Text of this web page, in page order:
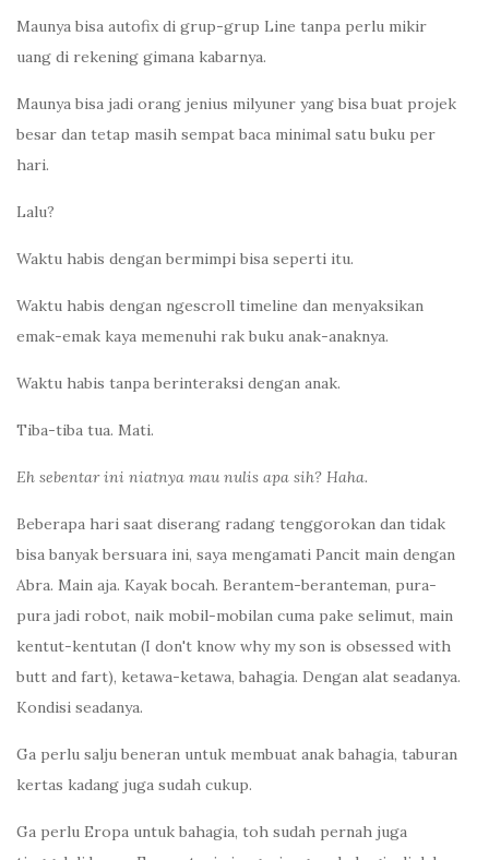
Maunya bisa autofix di grup-grup Line tanpa perlu mikir
uang di rekening gimana kabarnya.
Maunya bisa jadi orang jenius milyuner yang bisa buat projek
besar dan tetap masih sempat baca minimal satu buku per
hari.
Lalu?
Waktu habis dengan bermimpi bisa seperti itu.
Waktu habis dengan ngescroll timeline dan menyaksikan
emak-emak kaya memenuhi rak buku anak-anaknya.
Waktu habis tanpa berinteraksi dengan anak.
Tiba-tiba tua. Mati.
Eh sebentar ini niatnya mau nulis apa sih? Haha.
Beberapa hari saat diserang radang tenggorokan dan tidak
bisa banyak bersuara ini, saya mengamati Pancit main dengan
Abra. Main aja. Kayak bocah. Berantem-beranteman, pura-
pura jadi robot, naik mobil-mobilan cuma pake selimut, main
kentut-kentutan (I don't know why my son is obsessed with
butt and fart), ketawa-ketawa, bahagia. Dengan alat seadanya.
Kondisi seadanya.
Ga perlu salju beneran untuk membuat anak bahagia, taburan
kertas kadang juga sudah cukup.
Ga perlu Eropa untuk bahagia, toh sudah pernah juga